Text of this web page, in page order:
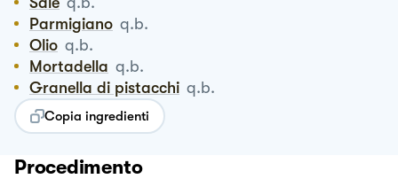
Parmigiano q.b.
Olio q.b.
Mortadella q.b.
Granella di pistacchi q.b.
Copia ingredienti
Procedimento